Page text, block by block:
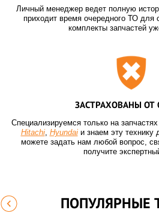
Личный менеджер ведет полную
приходит время очередного ТО для
комплекты запчастей
ЗАСТРАХОВАНЫ
Специализируемся только на
Hitachi, Hyundaiи знаем эту технику
можете задать нам любой вопрос,
получите
ПОПУЛЯРНЫЕ